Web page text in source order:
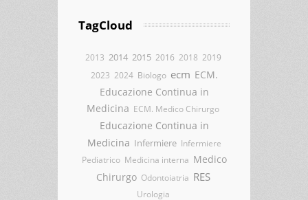
TagCloud
2013 2014 2015 2016 2018 2019
2023 2024 Biologo ecm ECM.
Educazione Continua in
Medicina ECM. Medico Chirurgo
Educazione Continua in
Medicina Infermiere Infermiere
Pediatrico Medicina interna Medico
Chirurgo Odontoiatria RES
Urologia